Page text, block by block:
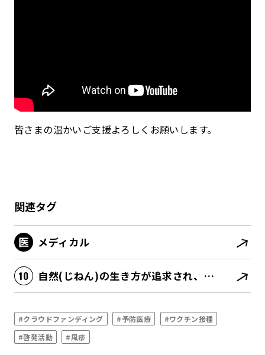
皆さまの温かいご支援よろしくお願いします。
関連タグ
メディカル
自然(じねん)の生き方が追求され、健康の多様なあり方が広がる
#クラウドファンディング #予防医療
#ワクチン接種
#啓発活動
#風疹